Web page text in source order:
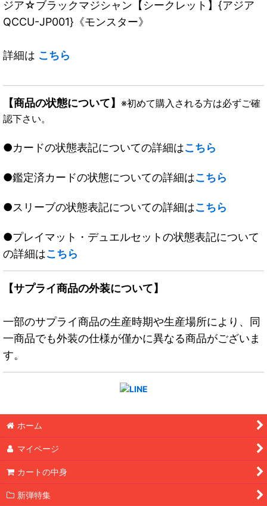
ジア☆ブラックマジシャン【シークレット】{アジア
QCCU-JP001}《モンスター》
詳細は こちら
【商品の状態について】 ※初めて購入される方は必ずご確
認下さい。
●カードの状態表記についての詳細はこちら
●鑑定済カードの状態についての詳細はこちら
●スリーブの状態表記についての詳細はこちら
●プレイマット・デュエルセットの状態表記について
の詳細はこちら
【サプライ商品の外装について】
一部のサプライ商品の生産時期や生産場所により、同
一商品でも外装の仕様が僅かに異なる商品がございま
す。
ホーム
マイページ
カートの中身
新弾特集